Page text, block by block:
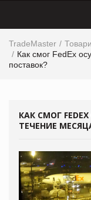
TradeMaster
Как смог FedEx
поставок?
КАК СМОГ
ТЕЧЕНИЕ